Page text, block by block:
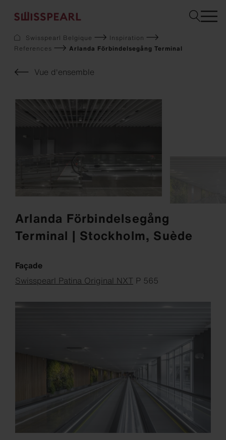
Entreprise
Sustainability
Demandez un échantillon
Façade
Construction
Téléchargements
Swisspearl Belgique
Inspiration
References
Arlanda Förbindelsegång Terminal
Vue d'ensemble
Arlanda Förbindelsegång
Terminal | Stockholm, Suède
Façade
Swisspearl Patina Original NXT P 565